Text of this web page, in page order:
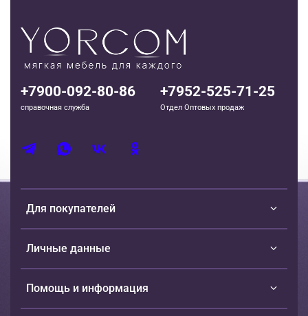
Для покупателей
Личные данные
Помощь и информация
+7900-092-80-86
справочная служба
+7952-525-71-25
Отдел Оптовых продаж